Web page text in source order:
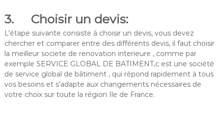
3. Choisir un devis:
L’étape suivante consiste à choisir un devis, vous devez
chercher et comparer entre des différents devis, il faut choisir
la meilleur societe de renovation interieure , comme par
exemple SERVICE GLOBAL DE BATIMENT,c est une société
de service global de bâtiment , qui répond rapidement à tous
vos besoins et s’adapte aux changements nécessaires de
votre choix sur toute la région Ile de France.